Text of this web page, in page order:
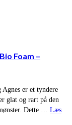
Foam –
er et tyndere
glat og rart på den
Dette … Læs